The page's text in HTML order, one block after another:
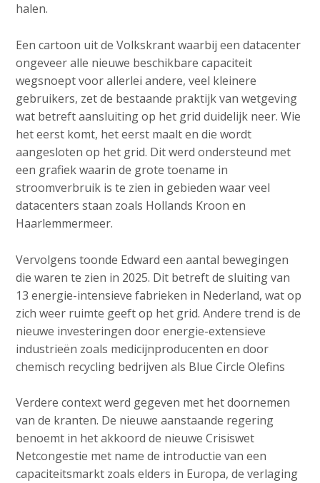
halen.
Een cartoon uit de Volkskrant waarbij een datacenter
ongeveer alle nieuwe beschikbare capaciteit
wegsnoept voor allerlei andere, veel kleinere
gebruikers, zet de bestaande praktijk van wetgeving
wat betreft aansluiting op het grid duidelijk neer. Wie
het eerst komt, het eerst maalt en die wordt
aangesloten op het grid. Dit werd ondersteund met
een grafiek waarin de grote toename in
stroomverbruik is te zien in gebieden waar veel
datacenters staan zoals Hollands Kroon en
Haarlemmermeer.
Vervolgens toonde Edward een aantal bewegingen
die waren te zien in 2025. Dit betreft de sluiting van
13 energie-intensieve fabrieken in Nederland, wat op
zich weer ruimte geeft op het grid. Andere trend is de
nieuwe investeringen door energie-extensieve
industrieën zoals medicijnproducenten en door
chemisch recycling bedrijven als Blue Circle Olefins
Verdere context werd gegeven met het doornemen
van de kranten. De nieuwe aanstaande regering
benoemt in het akkoord de nieuwe Crisiswet
Netcongestie met name de introductie van een
capaciteitsmarkt zoals elders in Europa, de verlaging